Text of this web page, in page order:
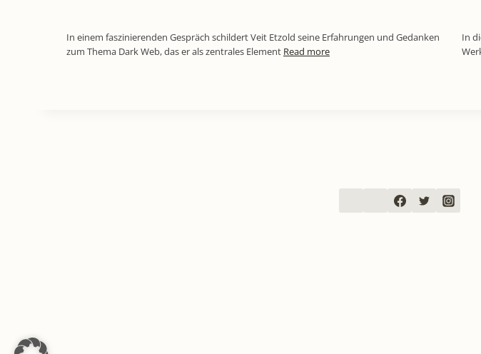
In einem faszinierenden Gespräch schildert Veit Etzold seine Erfahrungen und Gedanken
zum Thema Dark Web, das er als zentrales Element Read more
In